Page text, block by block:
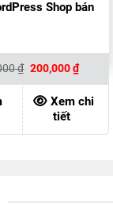
Shop bán
₫ Giá
là:
1,000,000 ₫.
200,000₫Giá
hiện
tại
là:
Xem chi
tiết